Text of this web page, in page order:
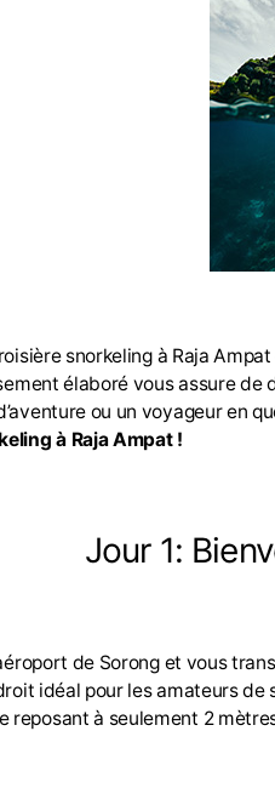
snorkeling à Raja
élaboré vous assure
ou un voyageur
à Raja Ampat !
Jour 1:
de Sorong et vous
idéal pour les amateurs
reposant à seulement 2